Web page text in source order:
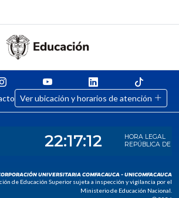
Ver ubicación y horarios de atención
UNIVERSITARIA COMFACAUCA - UNICOMFACAUCA
de Educación Superior sujeta a inspección y vigilancia por el
Ministerio de Educación Nacional.